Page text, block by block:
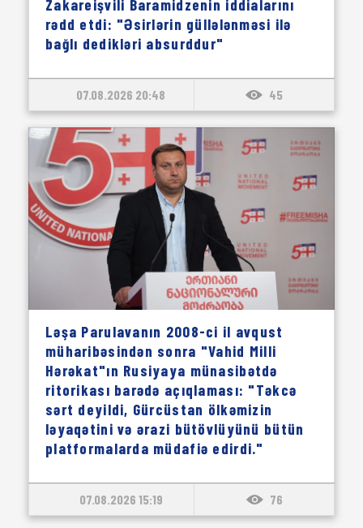
Zakareişvili Baramidzenin iddialarını
rədd etdi: "Əsirlərin güllələnməsi ilə
bağlı dedikləri absurddur"
07.08.2026 20:48 45
Ləşa Parulavanın 2008-ci il avqust
müharibəsindən sonra "Vahid Milli
Hərəkat"ın Rusiyaya münasibətdə
ritorikası barədə açıqlaması: "Təkcə
sərt deyildi, Gürcüstan ölkəmizin
ləyaqətini və ərazi bütövlüyünü bütün
platformalarda müdafiə edirdi."
07.08.2026 15:19 76